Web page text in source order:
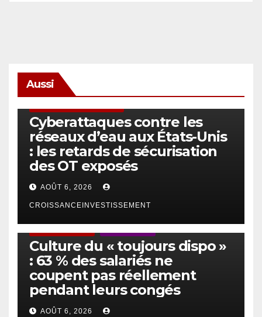
Aussi
Cyberattaques contre les
réseaux d’eau aux États-Unis
: les retards de sécurisation
des OT exposés
AOÛT 6, 2026
CROISSANCEINVESTISSEMENT
Culture du « toujours dispo »
: 63 % des salariés ne
coupent pas réellement
pendant leurs congés
AOÛT 6, 2026